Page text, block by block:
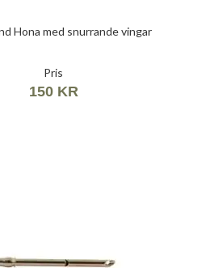
Hona med snurrande vingar
Pris
150 KR